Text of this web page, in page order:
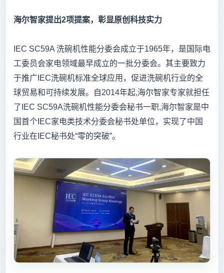
海尔智家提出2项提案，彰显原创科技实力
IEC SC59A 洗碗机性能分委会成立于1965年，是国际电
工委员会家电领域最早成立的一批分委会。其主要致力
于推广IEC洗碗机标准全球应用，促进洗碗机行业的全
球贸易和可持续发展。自2014年起,海尔智家专家就担任
了IEC SC59A洗碗机性能分委会秘书一职,海尔智家是中
国首个IEC家电类技术分委会秘书处单位，实现了中国
行业在IEC秘书处“零的突破”。